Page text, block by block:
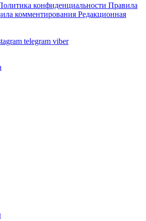
конфиденциальности Правила
комментирования Редакционная
telegram viber